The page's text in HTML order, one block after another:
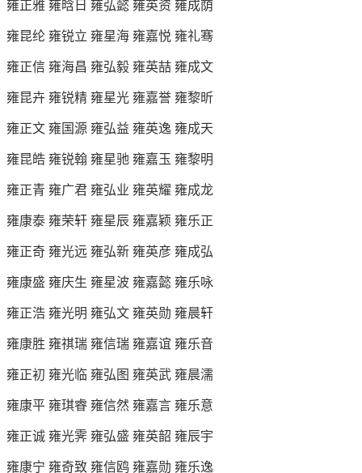
雍正雅 雍晗日 雍弘懿 雍英资 雍成荫
雍昆纶 雍锐立 雍星海 雍嘉悦 雍礼骞
雍正信 雍海昌 雍弘毅 雍英喆 雍成文
雍昆卉 雍锐精 雍星光 雍嘉誉 雍黎昕
雍正文 雍国源 雍弘益 雍英逸 雍成天
雍昆皓 雍锐翰 雍星驰 雍嘉玉 雍黎明
雍正青 雍广君 雍弘业 雍英耀 雍成龙
雍康泰 雍荣轩 雍星辰 雍嘉颖 雍乐正
雍正奇 雍光远 雍弘新 雍英彦 雍成弘
雍康盛 雍庆生 雍星波 雍嘉懿 雍乐咏
雍正浩 雍光明 雍弘文 雍英勋 雍晨轩
雍康胜 雍祺瑞 雍信瑞 雍嘉谊 雍乐音
雍正初 雍光临 雍弘图 雍英武 雍晨濡
雍康平 雍琪睿 雍信然 雍嘉言 雍乐意
雍正诚 雍光霁 雍弘盛 雍英韶 雍辰宇
雍康宁 雍奇致 雍信鸥 雍嘉勋 雍乐逸